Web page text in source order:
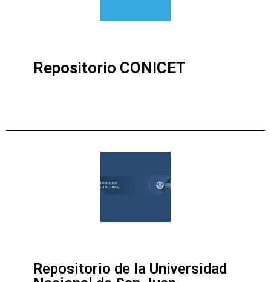
Repositorio CONICET
Repositorio de la Universidad